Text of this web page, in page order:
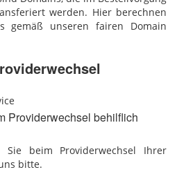
werden. Hier berechnen
gemäß unseren fairen Domain
Providerwechsel behilflich
beim Providerwechsel Ihrer
bitte.